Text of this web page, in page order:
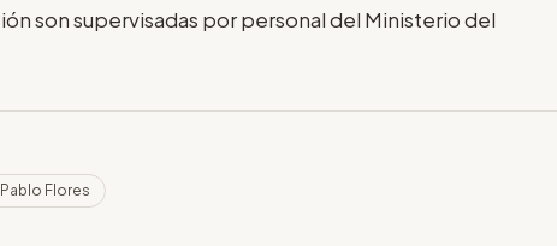
son supervisadas por personal del Ministerio del
Pablo Flores